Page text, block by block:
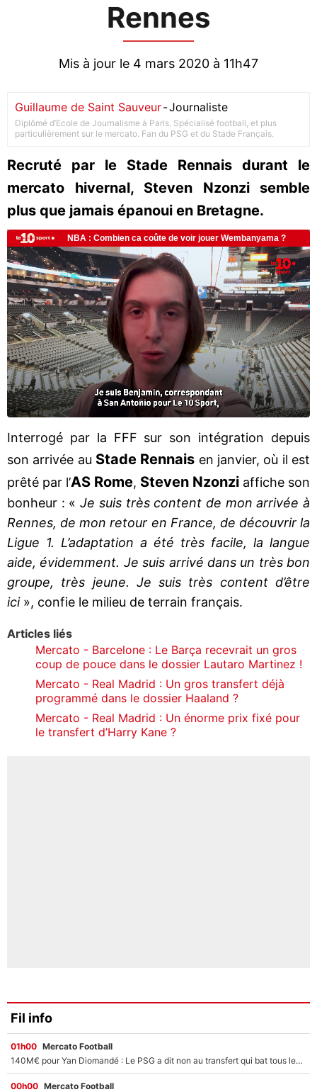
Rennes
Mis à jour le 4 mars 2020 à 11h47
Guillaume de Saint Sauveur-Journaliste
Diplômé d’Ecole de Journalisme à Paris. Spécialisé football, et plus
particulièrement sur le mercato. Fan du PSG et du Stade Français.
Recruté par le Stade Rennais durant le
mercato hivernal, Steven Nzonzi semble
plus que jamais épanoui en Bretagne.
Interrogé par la FFF sur son intégration depuis
son arrivée au Stade Rennais en janvier, où il est
prêté par l’AS Rome, Steven Nzonzi affiche son
bonheur : «Je suis très content de mon arrivée à
Rennes, de mon retour en France, de découvrir la
Ligue 1. L’adaptation a été très facile, la langue
aide, évidemment. Je suis arrivé dans un très bon
groupe, très jeune. Je suis très content d’être
ici », confie le milieu de terrain français.
Articles liés
Mercato - Barcelone : Le Barça recevrait un gros
coup de pouce dans le dossier Lautaro Martinez !
Mercato - Real Madrid : Un gros transfert déjà
programmé dans le dossier Haaland ?
Mercato - Real Madrid : Un énorme prix fixé pour
le transfert d’Harry Kane ?
Fil info
01h00 Mercato Football
140M€ pour Yan Diomandé : Le PSG a dit non au transfert qui bat tous les records sur le mercato
00h00 Mercato Football